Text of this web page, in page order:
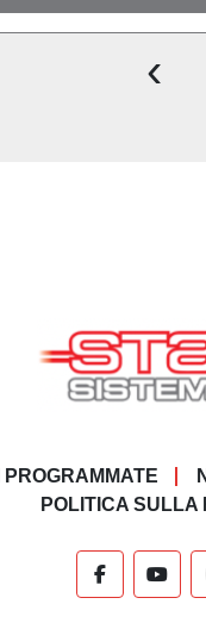
‹
POLITICA SULLA
facebook